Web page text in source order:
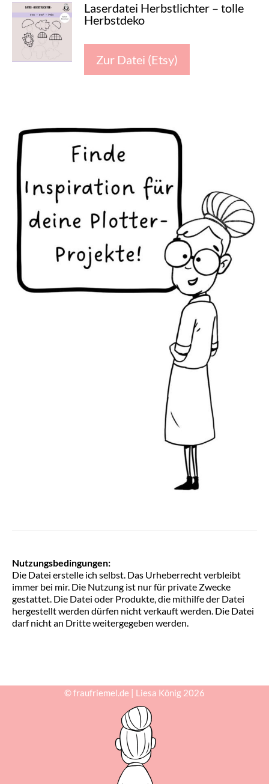
Laserdatei Herbstlichter – tolle
Herbstdeko
Zur Datei (Etsy)
Nutzungsbedingungen:
Die Datei erstelle ich selbst. Das Urheberrecht verbleibt
immer bei mir. Die Nutzung ist nur für private Zwecke
gestattet. Die Datei oder Produkte, die mithilfe der Datei
hergestellt werden dürfen nicht verkauft werden. Die Datei
darf nicht an Dritte weitergegeben werden.
© fraufriemel.de | Liesa König 2026